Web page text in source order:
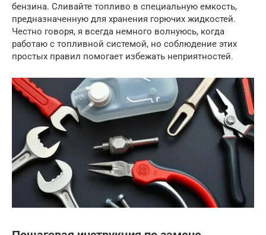
бензина. Сливайте топливо в специальную емкость,
предназначенную для хранения горючих жидкостей.
Честно говоря, я всегда немного волнуюсь, когда
работаю с топливной системой, но соблюдение этих
простых правил помогает избежать неприятностей.